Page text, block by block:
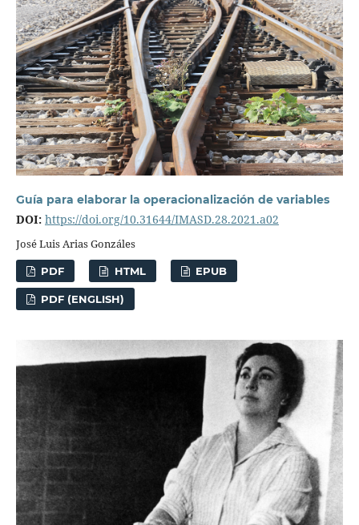
Guía para elaborar la operacionalización de variables
DOI: https://doi.org/10.31644/IMASD.28.2021.a02
José Luis Arias Gonzáles
PDF HTML EPUB
PDF (ENGLISH)